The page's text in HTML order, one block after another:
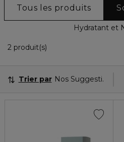
Tous les produits
Hydratant et
2 produit(s)
Trier par Nos Suggestions